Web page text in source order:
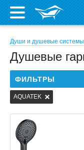
Души и душевые системы
Душевые
ФИЛЬТРЫ
AQUATEK